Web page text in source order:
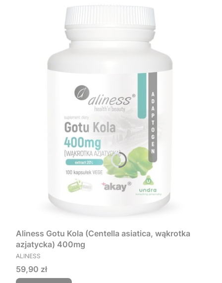
Aliness Gotu Kola (Centella asiatica, wąkrotka
azjatycka) 400mg
PRODUCENT
ALINESS
Cena
59,90 zł